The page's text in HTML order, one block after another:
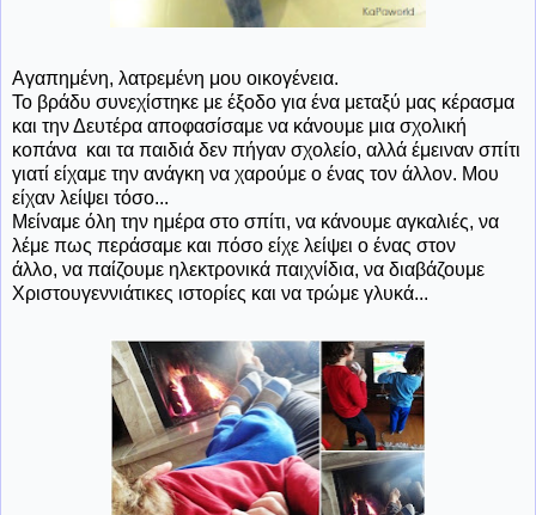
Αγαπημένη, λατρεμένη μου οικογένεια.
Το βράδυ συνεχίστηκε με έξοδο για ένα μεταξύ μας κέρασμα
και την Δευτέρα αποφασίσαμε να κάνουμε μια σχολική
κοπάνα και τα παιδιά δεν πήγαν σχολείο, αλλά έμειναν σπίτι
γιατί είχαμε την ανάγκη να χαρούμε ο ένας τον άλλον. Μου
είχαν λείψει τόσο...
Μείναμε όλη την ημέρα στο σπίτι, να κάνουμε αγκαλιές, να
λέμε πως περάσαμε και πόσο είχε λείψει ο ένας στον
άλλο, να παίζουμε ηλεκτρονικά παιχνίδια, να διαβάζουμε
Χριστουγεννιάτικες ιστορίες και να τρώμε γλυκά...